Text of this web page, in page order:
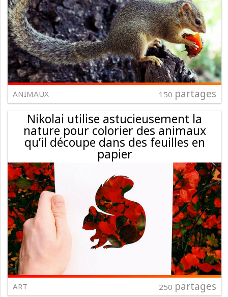
ANIMAUX 150 partages
Nikolai utilise astucieusement la
nature pour colorier des animaux
qu’il découpe dans des feuilles en
papier
ART 250 partages